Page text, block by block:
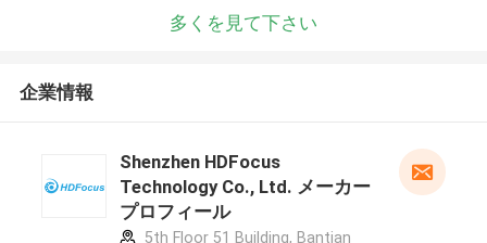
多くを見て下さい
企業情報
Shenzhen HDFocus
Technology Co., Ltd. メーカー
プロフィール
5th Floor 51 Building, Bantian